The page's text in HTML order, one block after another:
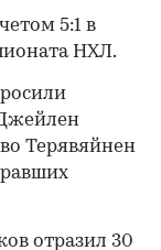
5:1 в
НХЛ.
Терявяйнен
отразил 30